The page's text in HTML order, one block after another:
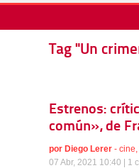
Tag "Un
Estrenos:
común», de
por Diego Lerer - cine,
07 Abr, 2021 10:40 | 1